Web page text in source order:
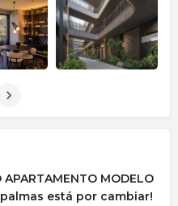
APARTAMENTO MODELO
está por cambiar!